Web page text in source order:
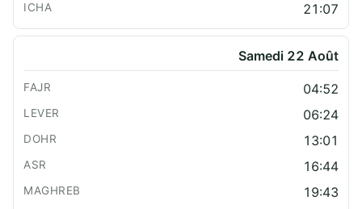
21:07
Samedi 22 Août
04:52
06:24
13:01
16:44
19:43